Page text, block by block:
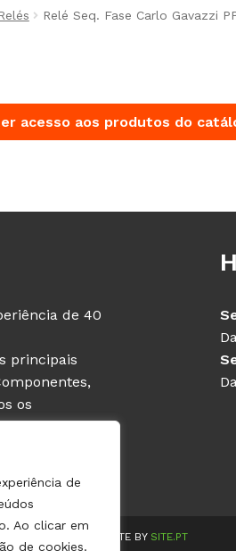
de
Ao clicar em
de cookies.
Relés Relé Seq. Fase Carlo Gavazzi
acesso aos produtos do
de 40
principais
os
e
| WEBSITE BY SITE.PT